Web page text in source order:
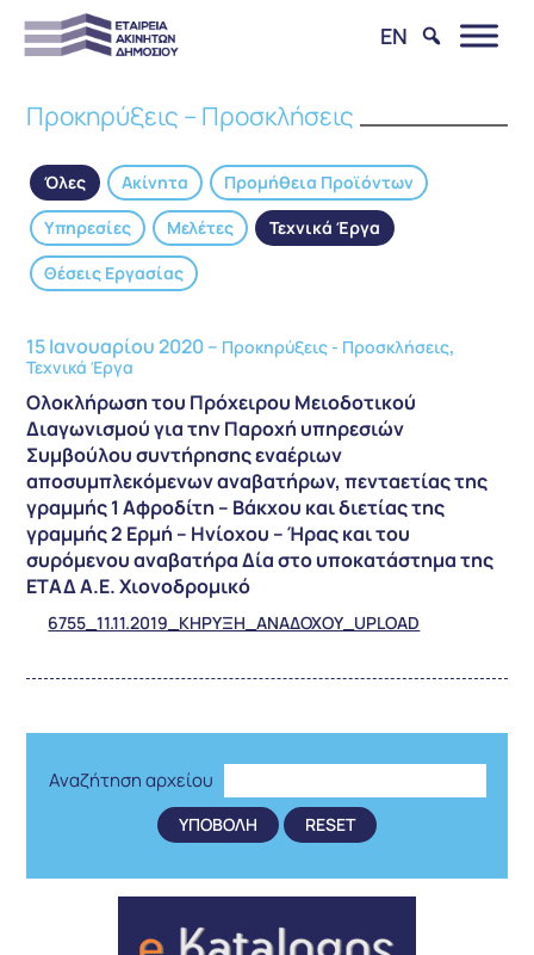
EN
Προκηρύξεις – Προσκλήσεις
Όλες Ακίνητα
Προμήθεια Προϊόντων
Υπηρεσίες
Μελέτες
Τεχνικά Έργα
Θέσεις Εργασίας
15 Ιανουαρίου 2020 – Προκηρύξεις - Προσκλήσεις,
Τεχνικά Έργα
Ολοκλήρωση του Πρόχειρου Μειοδοτικού
Διαγωνισμού για την Παροχή υπηρεσιών
Συμβούλου συντήρησης εναέριων
αποσυμπλεκόμενων αναβατήρων, πενταετίας της
γραμμής 1 Αφροδίτη – Βάκχου και διετίας της
γραμμής 2 Ερμή – Ηνίοχου – Ήρας και του
συρόμενου αναβατήρα Δία στο υποκατάστημα της
ΕΤΑΔ Α.Ε. Χιονοδρομικό
6755_11.11.2019_ΚΗΡΥΞΗ_ΑΝΑΔΟΧΟΥ_UPLOAD
Αναζήτηση αρχείου